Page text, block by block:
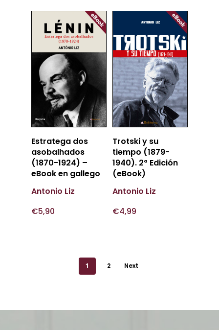
Añadir
Al Carrito
Estratega dos
asobalhados
(1870-1924) –
eBook en gallego
Antonio Liz
€5,90
Añadir
Al Carrito
Trotski y su
tiempo (1879-
1940). 2ª Edición
(eBook)
Antonio Liz
€4,99
1 2 Next